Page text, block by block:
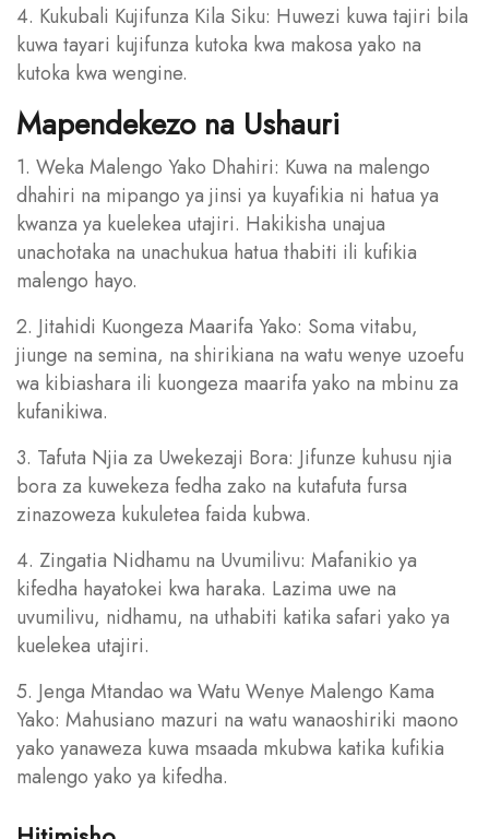
4. Kukubali Kujifunza Kila Siku: Huwezi kuwa tajiri bila
kuwa tayari kujifunza kutoka kwa makosa yako na
kutoka kwa wengine.
Mapendekezo na Ushauri
1. Weka Malengo Yako Dhahiri: Kuwa na malengo
dhahiri na mipango ya jinsi ya kuyafikia ni hatua ya
kwanza ya kuelekea utajiri. Hakikisha unajua
unachotaka na unachukua hatua thabiti ili kufikia
malengo hayo.
2. Jitahidi Kuongeza Maarifa Yako: Soma vitabu,
jiunge na semina, na shirikiana na watu wenye uzoefu
wa kibiashara ili kuongeza maarifa yako na mbinu za
kufanikiwa.
3. Tafuta Njia za Uwekezaji Bora: Jifunze kuhusu njia
bora za kuwekeza fedha zako na kutafuta fursa
zinazoweza kukuletea faida kubwa.
4. Zingatia Nidhamu na Uvumilivu: Mafanikio ya
kifedha hayatokei kwa haraka. Lazima uwe na
uvumilivu, nidhamu, na uthabiti katika safari yako ya
kuelekea utajiri.
5. Jenga Mtandao wa Watu Wenye Malengo Kama
Yako: Mahusiano mazuri na watu wanaoshiriki maono
yako yanaweza kuwa msaada mkubwa katika kufikia
malengo yako ya kifedha.